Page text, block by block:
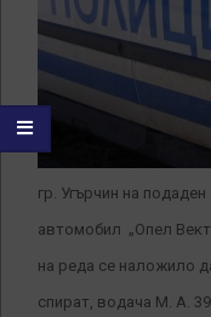
гр. Угърчин на
автомобил „Опел
на реда се наложило
спират, водача М. А.